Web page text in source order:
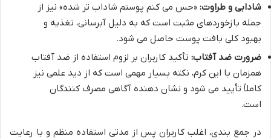
شادابی و طراوت: «حس می کنم پوستم شاداب تر شده» نیز از
جمله بازخوردهای مثبت است که به دلیل آبرسانی، تغذیه و
بهبود کلی بافت پوست حاصل می شود.
ضرورت ضد آفتاب: تأکید کاربران بر لزوم استفاده از ضد آفتاب
همزمان با این کرم، نکته بسیار مهمی است که از دید علمی نیز
کاملاً تأیید می شود و نشان دهنده آگاهی مصرف کنندگان
است.
در جمع بندی، اغلب کاربران پس از مدتی استفاده منظم و با رعایت